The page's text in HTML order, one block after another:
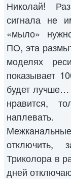
Николай!
сигнала не
«мыло»
ПО, эта
моделях
показывает
будет лучше…
нравится,
наплевать.
отключить,
Триколора в
дней